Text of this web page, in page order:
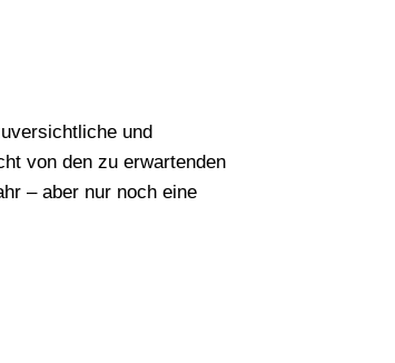
und
von den zu erwartenden
– aber nur noch eine